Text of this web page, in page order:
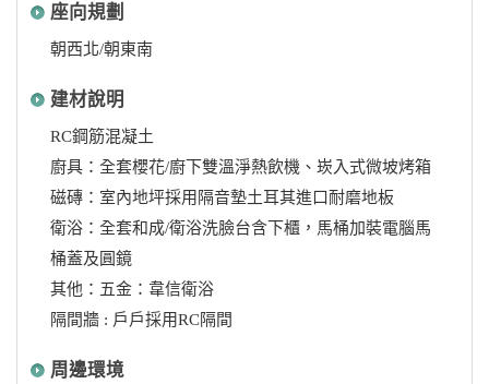
座向規劃
朝西北/朝東南
建材說明
RC鋼筋混凝土
廚具：全套櫻花/廚下雙溫淨熱飲機、崁入式微坡烤箱
磁磚：室內地坪採用隔音墊土耳其進口耐磨地板
衛浴：全套和成/衛浴洗臉台含下櫃，馬桶加裝電腦馬
桶蓋及圓鏡
其他：五金：韋信衛浴
隔間牆 : 戶戶採用RC隔間
周邊環境